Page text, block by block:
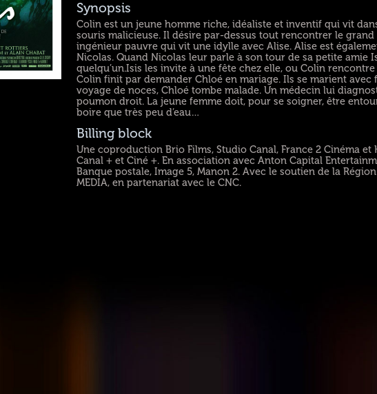
Synopsis
Colin est un jeune homme riche, idéaliste et inventif qui vit
souris malicieuse. Il désire par-dessus tout rencontrer le
ingénieur pauvre qui vit une idylle avec Alise. Alise est
Nicolas. Quand Nicolas leur parle à son tour de sa petite amie
quelqu’un.Isis les invite à une fête chez elle, ou Colin
Colin finit par demander Chloé en mariage. Ils se marient avec
voyage de noces, Chloé tombe malade. Un médecin lui
poumon droit. La jeune femme doit, pour se soigner, être
boire que très peu d’eau…
Billing block
Une coproduction Brio Films, Studio Canal, France 2 Cinéma
Canal + et Ciné +. En association avec Anton Capital
Banque postale, Image 5, Manon 2. Avec le soutien de la
MEDIA, en partenariat avec le CNC.